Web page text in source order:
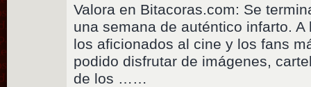
Valora en Bitacoras.com: Se
una semana de auténtico infarto.
los aficionados al cine y los fans
podido disfrutar de imágenes,
de los ……